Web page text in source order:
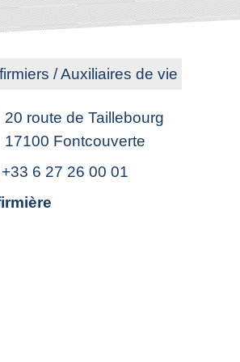
/ Auxiliaires de vie
20 route de Taillebourg
17100 Fontcouverte
+33 6 27 26 00 01